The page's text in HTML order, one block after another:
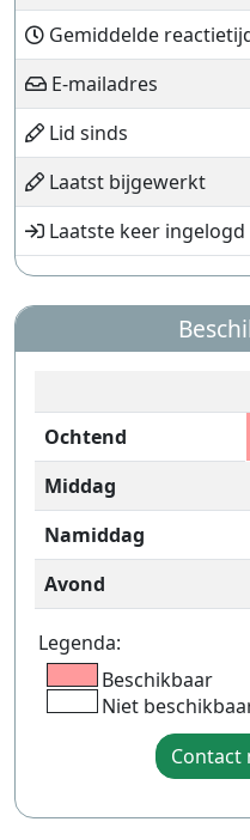
Gemiddelde
E-mailadres
Lid sinds
Laatst bijgewerkt
Laatste keer ingelogd
Ochtend
Middag
Namiddag
Avond
Legenda:
Beschikbaar
Niet
Contact